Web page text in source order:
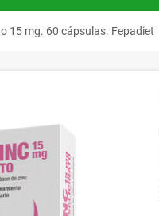
15 mg. 60 cápsulas. Fepadiet